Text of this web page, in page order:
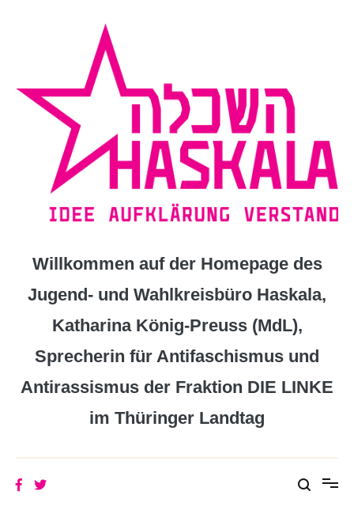
Willkommen auf der Homepage des
Jugend- und Wahlkreisbüro Haskala,
Katharina König-Preuss (MdL),
Sprecherin für Antifaschismus und
Antirassismus der Fraktion DIE LINKE
im Thüringer Landtag